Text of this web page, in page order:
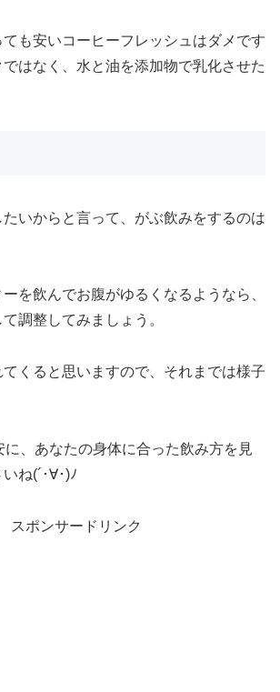
も安いコーヒーフレッシュはダメです
はなく、水と油を添加物で乳化させた
いからと言って、がぶ飲みをするのは
を飲んでお腹がゆるくなるようなら、
調整してみましょう。
くると思いますので、それまでは様子
に、あなたの身体に合った飲み方を見
ね(´･∀･)ﾉ
スポンサードリンク